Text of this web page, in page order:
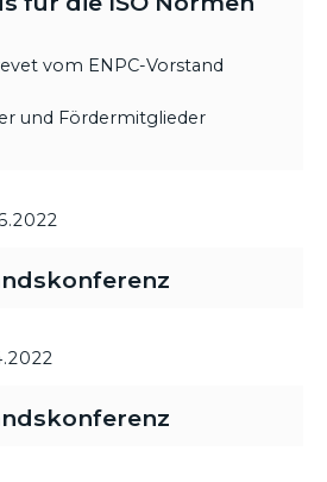
vom ENPC-Vorstand
und Fördermitglieder